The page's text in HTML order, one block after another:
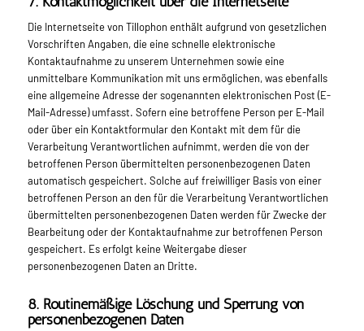
Die Internetseite von Tillophon enthält aufgrund von gesetzlichen
Vorschriften Angaben, die eine schnelle elektronische
Kontaktaufnahme zu unserem Unternehmen sowie eine
unmittelbare Kommunikation mit uns ermöglichen, was ebenfalls
eine allgemeine Adresse der sogenannten elektronischen Post (E-
Mail-Adresse) umfasst. Sofern eine betroffene Person per E-Mail
oder über ein Kontaktformular den Kontakt mit dem für die
Verarbeitung Verantwortlichen aufnimmt, werden die von der
betroffenen Person übermittelten personenbezogenen Daten
automatisch gespeichert. Solche auf freiwilliger Basis von einer
betroffenen Person an den für die Verarbeitung Verantwortlichen
übermittelten personenbezogenen Daten werden für Zwecke der
Bearbeitung oder der Kontaktaufnahme zur betroffenen Person
gespeichert. Es erfolgt keine Weitergabe dieser
personenbezogenen Daten an Dritte.
8. Routinemäßige Löschung und Sperrung von
personenbezogenen Daten